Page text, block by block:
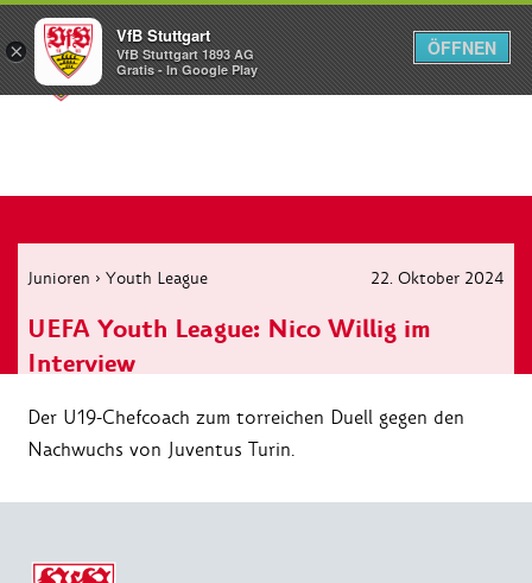
Menü
Junioren › Youth League 22. Oktober 2024
UEFA Youth League: Nico Willig im
Interview
Der U19-Chefcoach zum torreichen Duell gegen den
Nachwuchs von Juventus Turin.
×
VfB Stuttgart
VfB Stuttgart 1893 AG
Gratis - In Google Play
ÖFFNEN